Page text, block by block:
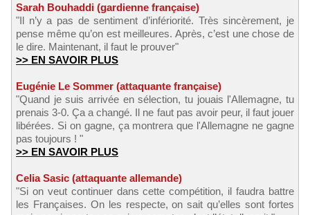
Sarah Bouhaddi (gardienne française)
"Il n’y a pas de sentiment d’infériorité. Très sincèrement, je
pense même qu’on est meilleures. Après, c’est une chose de
le dire. Maintenant, il faut le prouver"
>> EN SAVOIR PLUS
Eugénie Le Sommer (attaquante française)
"Quand je suis arrivée en sélection, tu jouais l'Allemagne, tu
prenais 3-0. Ça a changé. Il ne faut pas avoir peur, il faut jouer
libérées. Si on gagne, ça montrera que l'Allemagne ne gagne
pas toujours ! "
>> EN SAVOIR PLUS
Celia Sasic (attaquante allemande)
"Si on veut continuer dans cette compétition, il faudra battre
les Françaises. On les respecte, on sait qu’elles sont fortes